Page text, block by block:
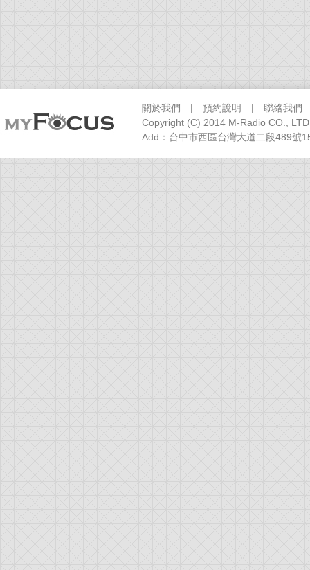
關於我們 | 預約說明 | 聯絡我們
Copyright (C) 2014 M-Radio CO.,
Add：台中市西區台灣大道二段489